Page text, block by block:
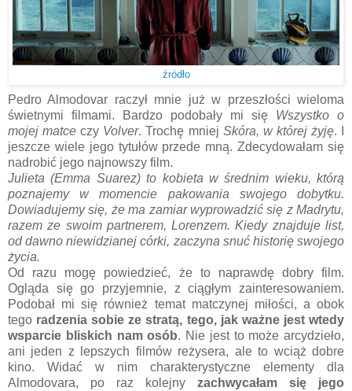
źródło
Pedro Almodovar raczył mnie już w przeszłości wieloma
świetnymi filmami. Bardzo podobały mi się Wszystko o
mojej matce czy Volver. Trochę mniej Skóra, w której żyję. I
jeszcze wiele jego tytułów przede mną. Zdecydowałam się
nadrobić jego najnowszy film.
Julieta (Emma Suarez) to kobieta w średnim wieku, którą
poznajemy w momencie pakowania swojego dobytku.
Dowiadujemy się, że ma zamiar wyprowadzić się z Madrytu,
razem ze swoim partnerem, Lorenzem. Kiedy znajduje list,
od dawno niewidzianej córki, zaczyna snuć historię swojego
życia.
Od razu mogę powiedzieć, że to naprawdę dobry film.
Ogląda się go przyjemnie, z ciągłym zainteresowaniem.
Podobał mi się również temat matczynej miłości, a obok
tego radzenia sobie ze stratą, tego, jak ważne jest wtedy
wsparcie bliskich nam osób. Nie jest to może arcydzieło,
ani jeden z lepszych filmów reżysera, ale to wciąż dobre
kino. Widać w nim charakterystyczne elementy dla
Almodovara, po raz kolejny zachwycałam się jego